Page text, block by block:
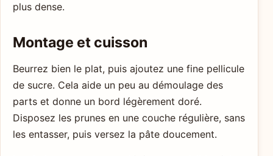
plus dense.
Montage et cuisson
Beurrez bien le plat, puis ajoutez une fine pellicule
de sucre. Cela aide un peu au démoulage des
parts et donne un bord légèrement doré.
Disposez les prunes en une couche régulière, sans
les entasser, puis versez la pâte doucement.